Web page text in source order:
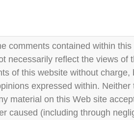
comments contained within
necessarily reflect the views of
of this website without
expressed within.
material on this Web site
caused (including through